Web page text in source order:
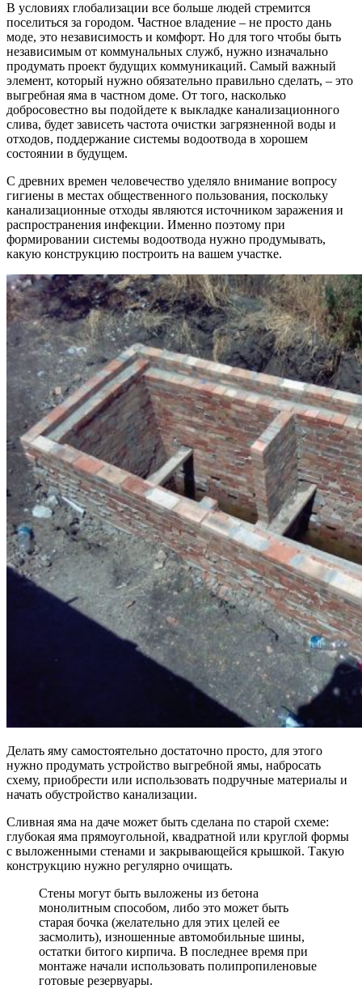
В условиях глобализации все больше людей стремится
поселиться за городом. Частное владение – не просто дань
моде, это независимость и комфорт. Но для того чтобы быть
независимым от коммунальных служб, нужно изначально
продумать проект будущих коммуникаций. Самый важный
элемент, который нужно обязательно правильно сделать, – это
выгребная яма в частном доме. От того, насколько
добросовестно вы подойдете к выкладке канализационного
слива, будет зависеть частота очистки загрязненной воды и
отходов, поддержание системы водоотвода в хорошем
состоянии в будущем.
С древних времен человечество уделяло внимание вопросу
гигиены в местах общественного пользования, поскольку
канализационные отходы являются источником заражения и
распространения инфекции. Именно поэтому при
формировании системы водоотвода нужно продумывать,
какую конструкцию построить на вашем участке.
Делать яму самостоятельно достаточно просто, для этого
нужно продумать устройство выгребной ямы, набросать
схему, приобрести или использовать подручные материалы и
начать обустройство канализации.
Сливная яма на даче может быть сделана по старой схеме:
глубокая яма прямоугольной, квадратной или круглой формы
с выложенными стенами и закрывающейся крышкой. Такую
конструкцию нужно регулярно очищать.
Стены могут быть выложены из бетона
монолитным способом, либо это может быть
старая бочка (желательно для этих целей ее
засмолить), изношенные автомобильные шины,
остатки битого кирпича. В последнее время при
монтаже начали использовать полипропиленовые
готовые резервуары.